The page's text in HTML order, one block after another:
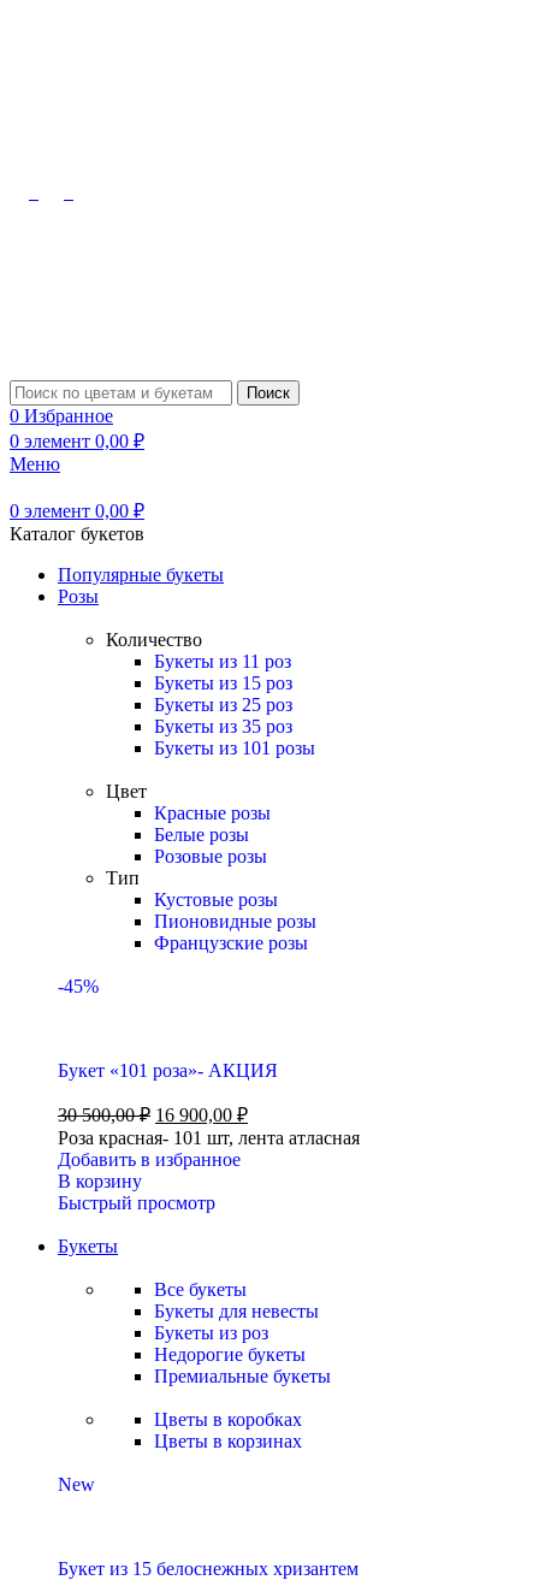
Поиск
0 Избранное
0 элемент 0,00 ₽
Меню
0 элемент 0,00 ₽
Каталог букетов
Популярные букеты
Розы
Количество
Букеты из 11 роз
Букеты из 15 роз
Букеты из 25 роз
Букеты из 35 роз
Букеты из 101 розы
Цвет
Красные розы
Белые розы
Розовые розы
Тип
Кустовые розы
Пионовидные розы
Французские розы
-45%
Букет «101 роза»- АКЦИЯ
30 500,00₽ 16 900,00 ₽
Роза красная- 101 шт, лента атласная
Добавить в избранное
В корзину
Быстрый просмотр
Букеты
Все букеты
Букеты для невесты
Букеты из роз
Недорогие букеты
Премиальные букеты
Цветы в коробках
Цветы в корзинах
New
Букет из 15 белоснежных хризантем